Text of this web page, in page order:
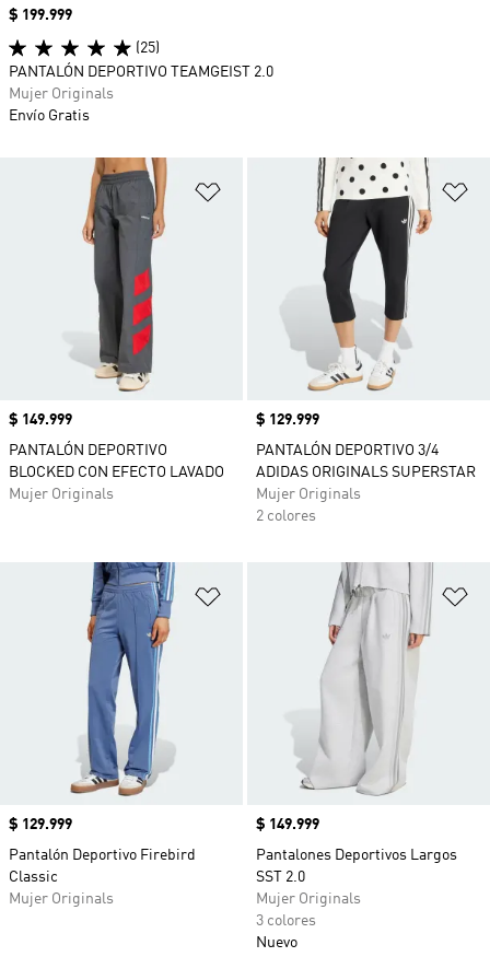
Añadir a la lista de deseos
Precio
$ 149.999
PANTALÓN DEPORTIVO
BLOCKED CON EFECTO LAVADO
Mujer Originals
Precio
$ 129.999
PANTALÓN DEPORTIVO 3/4
ADIDAS ORIGINALS SUPERSTAR
Mujer Originals
2 colores
Añadir a la lista de deseos
Precio
$ 129.999
Pantalón Deportivo Firebird
Classic
Mujer Originals
Precio
$ 149.999
Pantalones Deportivos Largos
SST 2.0
Mujer Originals
3 colores
Nuevo
Precio
$ 199.999
(25)
PANTALÓN DEPORTIVO TEAMGEIST 2.0
Mujer Originals
Envío Gratis